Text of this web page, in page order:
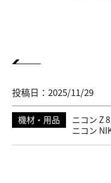
投稿日：2025/11/29
機材・用品
ニコン Z 8
ニコン